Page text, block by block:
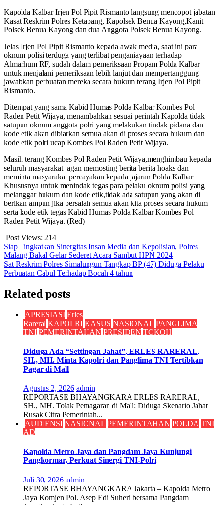
Kapolda Kalbar Irjen Pol Pipit Rismanto langsung mencopot jabatan
Kasat Reskrim Polres Ketapang, Kapolsek Benua Kayong,Kanit
Polsek Benua Kayong dan dua Anggota Polsek Benua Kayong.
Jelas Irjen Pol Pipit Rismanto kepada awak media, saat ini para
oknum polisi terduga yang terlibat penganiayaan terhadap
Almarhum RF, sudah dalam pemeriksaan Propam Polda Kalbar
untuk menjalani pemeriksaan lebih lanjut dan mempertanggung
jawabkan perbuatan mereka secara hukum terang Irjen Pol Pipit
Rismanto.
Ditempat yang sama Kabid Humas Polda Kalbar Kombes Pol
Raden Petit Wijaya, menambahkan sesuai perintah Kapolda tidak
satupun oknum anggota polri yang melakukan tindak pidana dan
kode etik akan dibiarkan semua akan di proses secara hukum dan
kode etik polri ucap Kombes Pol Raden Petit Wijaya.
Masih terang Kombes Pol Raden Petit Wijaya,menghimbau kepada
seluruh masyarakat jagan memosting berita berita hoaks dan
meminta masyarakat percayakan kepada jajaran Polda Kalbar
Khususnya untuk menindak tegas para pelaku oknum polisi yang
melanggar hukum dan kode etik,tidak ada satupun yang akan di
berikan ampun jika bersalah semua akan kita proses secara hukum
serta kode etik tegas Kabid Humas Polda Kalbar Kombes Pol
Raden Petit Wijaya. (Red)
Post Views: 214
Navigasi
pos
Siap Tingkatkan Sinergitas Insan Media dan Kepolisian, Polres
Malang Bakal Gelar Sederet Acara Sambut HPN 2024
Sat Reskrim Polres Simalungun Tangkap BP (47) Diduga Pelaku
Perbuatan Cabul Terhadap Bocah 4 tahun
Related posts
APRESIASI Erles
Rareral KAPOLRI KASUS NASIONAL PANGLIMA
TNI PEMERINTAHAN PRESIDEN TOKOH
Diduga Ada “Settingan Jahat”, ERLES RARERAL,
SH., MH. Minta Kapolri dan Panglima TNI Tertibkan
Pagar di Mall
Agustus 2, 2026 admin
REPORTASE BHAYANGKARA ERLES RARERAL,
SH., MH. Tolak Pemagaran di Mall: Diduga Skenario Jahat
Rusak Citra Pemerintah...
AUDIENSI NASIONAL PEMERINTAHAN POLDA TNI
AD
Kapolda Metro Jaya dan Pangdam Jaya Kunjungi
Pangkormar, Perkuat Sinergi TNI-Polri
Juli 30, 2026 admin
REPORTASE BHAYANGKARA Jakarta – Kapolda Metro
Jaya Komjen Pol. Asep Edi Suheri bersama Pangdam